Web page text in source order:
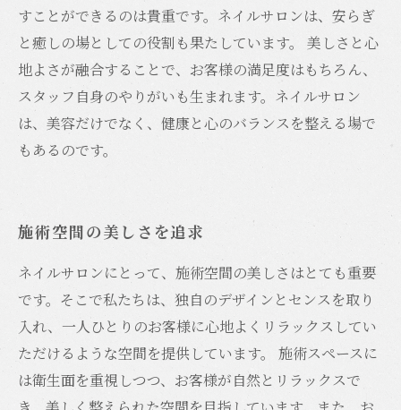
すことができるのは貴重です。ネイルサロンは、安らぎ
と癒しの場としての役割も果たしています。 美しさと心
地よさが融合することで、お客様の満足度はもちろん、
スタッフ自身のやりがいも生まれます。ネイルサロン
は、美容だけでなく、健康と心のバランスを整える場で
もあるのです。
施術空間の美しさを追求
ネイルサロンにとって、施術空間の美しさはとても重要
です。そこで私たちは、独自のデザインとセンスを取り
入れ、一人ひとりのお客様に心地よくリラックスしてい
ただけるような空間を提供しています。 施術スペースに
は衛生面を重視しつつ、お客様が自然とリラックスで